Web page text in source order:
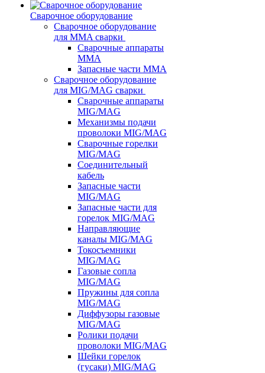
Сварочное оборудование
Сварочное оборудование
для MMA сварки
Сварочные аппараты
MMA
Запасные части MMA
Сварочное оборудование
для MIG/MAG сварки
Сварочные аппараты
MIG/MAG
Механизмы подачи
проволоки MIG/MAG
Сварочные горелки
MIG/MAG
Соединительный
кабель
Запасные части
MIG/MAG
Запасные части для
горелок MIG/MAG
Направляющие
каналы MIG/MAG
Токосъемники
MIG/MAG
Газовые сопла
MIG/MAG
Пружины для сопла
MIG/MAG
Диффузоры газовые
MIG/MAG
Ролики подачи
проволоки MIG/MAG
Шейки горелок
(гусаки) MIG/MAG